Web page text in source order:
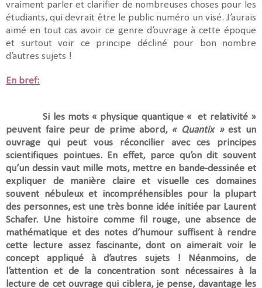
vraiment parler et clarifier de nombreuses choses pour les
étudiants, qui devrait être le public numéro un visé. J’aurais
aimé en tout cas avoir ce genre d’ouvrage à cette époque
et surtout voir ce principe décliné pour bon nombre
d’autres sujets !
En bref:
Si les mots « physique quantique « et relativité »
peuvent faire peur de prime abord, « Quantix »est un
ouvrage qui peut vous réconcilier avec ces principes
scientifiques pointues. En effet, parce qu’on dit souvent
qu’un dessin vaut mille mots, mettre en bande-dessinée et
expliquer de manière claire et visuelle ces domaines
souvent nébuleux et incompréhensibles pour la plupart
des personnes, est une très bonne idée initiée par Laurent
Schafer. Une histoire comme fil rouge, une absence de
mathématique et des notes d’humour suffisent à rendre
cette lecture assez fascinante, dont on aimerait voir le
concept appliqué à d’autres sujets ! Néanmoins, de
l’attention et de la concentration sont nécessaires à la
lecture de cet ouvrage qui ciblera, je pense, davantage les